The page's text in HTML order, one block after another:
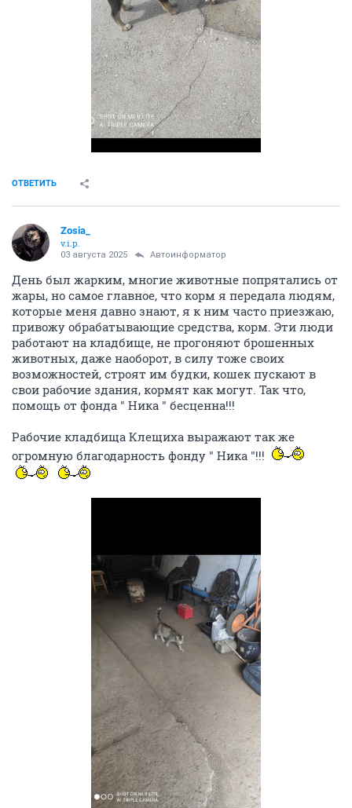
ОТВЕТИТЬ
Zosia_
v.i.p.
03 августа 2025 Автоинформатор
День был жарким, многие животные попрятались от
жары, но самое главное, что корм я передала людям,
которые меня давно знают, я к ним часто приезжаю,
привожу обрабатывающие средства, корм. Эти люди
работают на кладбище, не прогоняют брошенных
животных, даже наоборот, в силу тоже своих
возможностей, строят им будки, кошек пускают в
свои рабочие здания, кормят как могут. Так что,
помощь от фонда " Ника " бесценна!!!
Рабочие кладбища Клещиха выражают так же
огромную благодарность фонду " Ника "!!!